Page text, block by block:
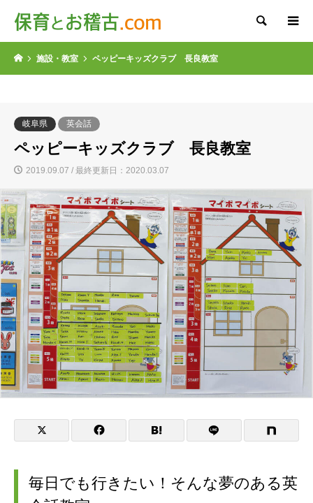
検索
施設・教室 ペッピーキッズクラブ 長良教室
岐阜県 英会話
ペッピーキッズクラブ 長良教室
2019.09.07 / 最終更新日：2020.03.07
毎日でも行きたい！そんな夢のある英